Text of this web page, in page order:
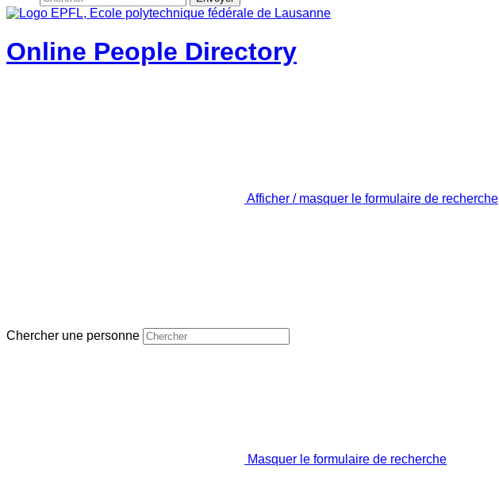
Online People Directory
Afficher / masquer le formulaire de recherche
Chercher une personne
Masquer le formulaire de recherche